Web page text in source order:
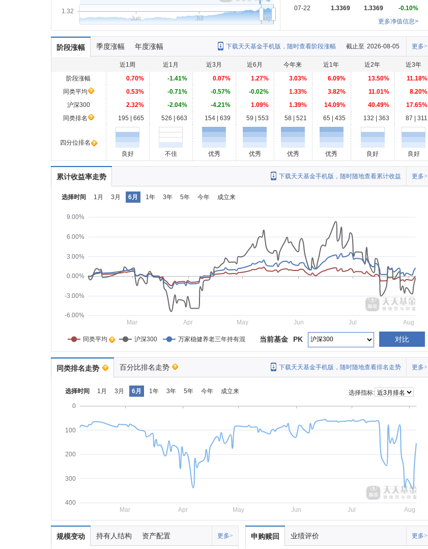
1.32
Jun Jul Aug
07-22
1.3369 1.3369
-0.10%
更多净值信息>
阶段涨幅 季度涨幅 年度涨幅 更多>
截止至 2026-08-05
下载天天基金手机版，随时查看阶段涨幅
近1周 近1月 近3月 近6月 今年来 近1年 近2年
近3年
阶段涨幅
0.70% -1.41% 0.07% 1.27% 3.03% 6.09% 13.50%
11.18%
同类平均
0.53% -0.71% -0.57% -0.02% 1.33% 3.82% 11.01%
8.20%
沪深300
2.32% -2.04% -4.21% 1.09% 1.39% 14.09% 40.49%
17.65%
同类排名
195 | 665 526 | 663 154 | 639 59 | 553 58 | 521 65 | 435 132 | 363 87 | 311
四分位排名
良好
不佳 优秀 优秀 优秀 优秀 良好 良好
累计收益率走势 更多>
下载天天基金手机版，随时随地查看累计收益
选择时间 1月 3月 6月 1年 3年 5年 今年 成立来
-6.00%
-3.00%
0.00%
3.00%
6.00%
9.00%
Mar Apr May Jun Jul Aug
同类平均 沪深300 万家稳健养老三年持有混 对比
PK
当前基金
同类排名走势 百分比排名走势 更多>
下载天天基金手机版，随时随地查看排名走势
选择时间 1月 3月 6月 1年 3年 5年 今年 成立来
选择指标:
0
100
200
300
400
Mar
Apr May Jun Jul Aug
规模变动 持有人结构 资产配置 更多> 申购赎回 业绩评价 更多>